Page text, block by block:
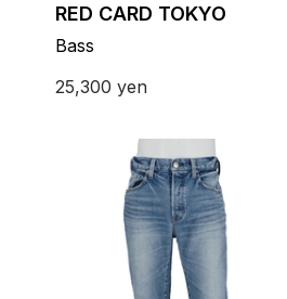
RED CARD TOKYO
Bass
25,300 yen